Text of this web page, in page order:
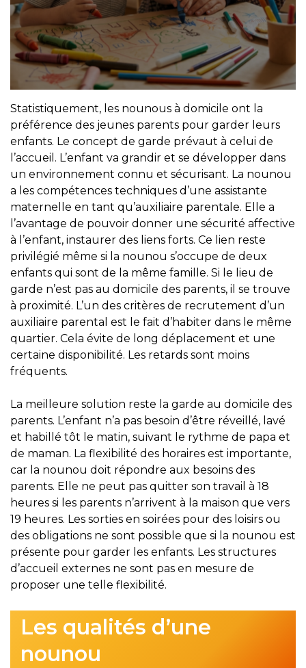
Statistiquement, les nounous à domicile ont la
préférence des jeunes parents pour garder leurs
enfants. Le concept de garde prévaut à celui de
l’accueil. L’enfant va grandir et se développer dans
un environnement connu et sécurisant. La nounou
a les compétences techniques d’une assistante
maternelle en tant qu’auxiliaire parentale. Elle a
l’avantage de pouvoir donner une sécurité affective
à l’enfant, instaurer des liens forts. Ce lien reste
privilégié même si la nounou s’occupe de deux
enfants qui sont de la même famille. Si le lieu de
garde n’est pas au domicile des parents, il se trouve
à proximité. L’un des critères de recrutement d’un
auxiliaire parental est le fait d’habiter dans le même
quartier. Cela évite de long déplacement et une
certaine disponibilité. Les retards sont moins
fréquents.
La meilleure solution reste la garde au domicile des
parents. L’enfant n’a pas besoin d’être réveillé, lavé
et habillé tôt le matin, suivant le rythme de papa et
de maman. La flexibilité des horaires est importante,
car la nounou doit répondre aux besoins des
parents. Elle ne peut pas quitter son travail à 18
heures si les parents n’arrivent à la maison que vers
19 heures. Les sorties en soirées pour des loisirs ou
des obligations ne sont possible que si la nounou est
présente pour garder les enfants. Les structures
d’accueil externes ne sont pas en mesure de
proposer une telle flexibilité.
Les qualités d’une
nounou